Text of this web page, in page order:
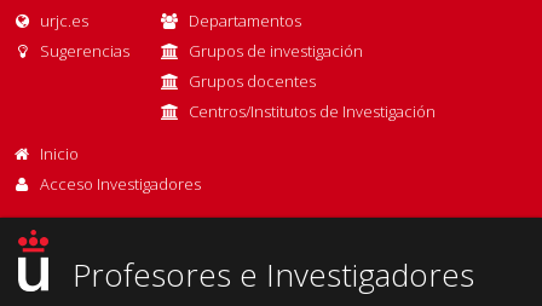
urjc.es
Sugerencias
Departamentos
Grupos de investigación
Grupos docentes
Centros/Institutos de Investigación
Inicio
Acceso Investigadores
Profesores e Investigadores